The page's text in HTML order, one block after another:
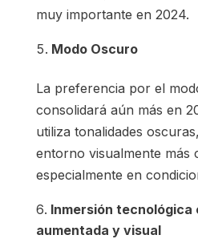
muy importante en 2024.
Modo Oscuro
La preferencia por el
consolidará aún más en
utiliza tonalidades
entorno visualmente más
especialmente en
Inmersión tecnológica
aumentada y visual